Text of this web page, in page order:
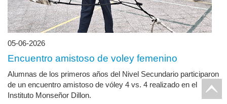
05-06-2026
Encuentro amistoso de voley femenino
Alumnas de los primeros años del Nivel Secundario participaron
de un encuentro amistoso de vóley 4 vs. 4 realizado en el
Instituto Monseñor Dillon.